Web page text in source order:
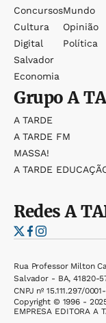
Concursos
Cultura
Digital
Salvador
Economia
Mundo
Opinião
Política
GrupoA
A TARDE
A TARDE FM
MASSA!
A TARDE
RedesA
Rua Professor Milton
Salvador - BA, 41820-
CNPJ nº 15.111.297/
Copyright © 1996 -
EMPRESA EDITORA A